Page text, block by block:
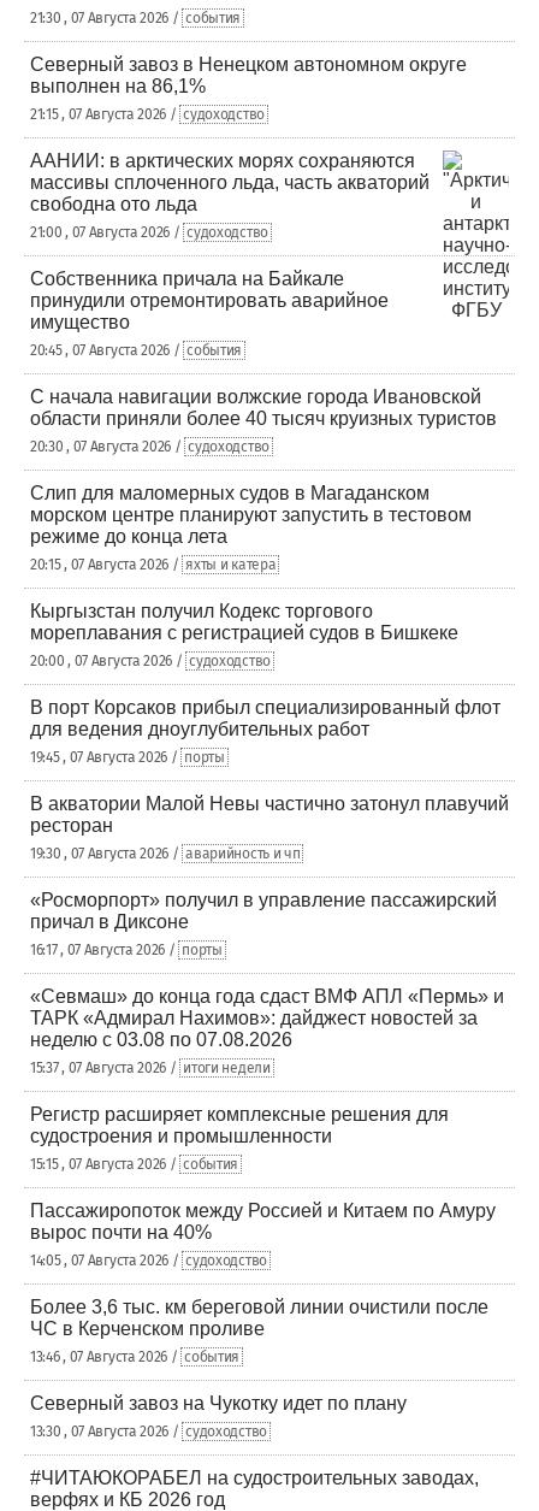
21:30 , 07 Августа 2026 / события
Северный завоз в Ненецком автономном округе
выполнен на 86,1%
21:15 , 07 Августа 2026 / судоходство
ААНИИ: в арктических морях сохраняются
массивы сплоченного льда, часть акваторий
свободна ото льда
21:00 , 07 Августа 2026 / судоходство
Собственника причала на Байкале
принудили отремонтировать аварийное
имущество
20:45 , 07 Августа 2026 / события
С начала навигации волжские города Ивановской
области приняли более 40 тысяч круизных туристов
20:30 , 07 Августа 2026 / судоходство
Слип для маломерных судов в Магаданском
морском центре планируют запустить в тестовом
режиме до конца лета
20:15 , 07 Августа 2026 / яхты и катера
Кыргызстан получил Кодекс торгового
мореплавания с регистрацией судов в Бишкеке
20:00 , 07 Августа 2026 / судоходство
В порт Корсаков прибыл специализированный флот
для ведения дноуглубительных работ
19:45 , 07 Августа 2026 / порты
В акватории Малой Невы частично затонул плавучий
ресторан
19:30 , 07 Августа 2026 / аварийность и чп
«Росморпорт» получил в управление пассажирский
причал в Диксоне
16:17 , 07 Августа 2026 / порты
«Севмаш» до конца года сдаст ВМФ АПЛ «Пермь» и
ТАРК «Адмирал Нахимов»: дайджест новостей за
неделю с 03.08 по 07.08.2026
15:37 , 07 Августа 2026 / итоги недели
Регистр расширяет комплексные решения для
судостроения и промышленности
15:15 , 07 Августа 2026 / события
Пассажиропоток между Россией и Китаем по Амуру
вырос почти на 40%
14:05 , 07 Августа 2026 / судоходство
Более 3,6 тыс. км береговой линии очистили после
ЧС в Керченском проливе
13:46 , 07 Августа 2026 / события
Северный завоз на Чукотку идет по плану
13:30 , 07 Августа 2026 / судоходство
#ЧИТАЮКОРАБЕЛ на судостроительных заводах,
верфях и КБ 2026 год